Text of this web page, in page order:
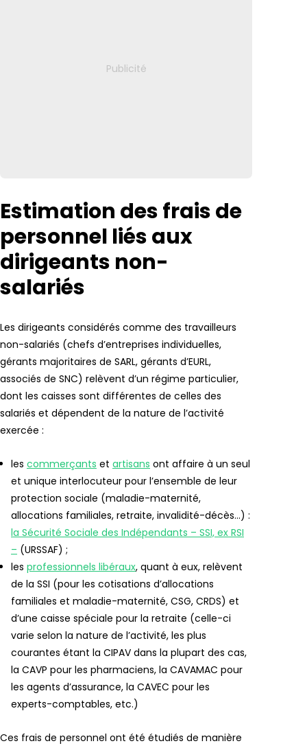
Estimation des frais de
personnel liés aux
dirigeants non-
salariés
Les dirigeants considérés comme des travailleurs
non-salariés (chefs d’entreprises individuelles,
gérants majoritaires de SARL, gérants d’EURL,
associés de SNC) relèvent d’un régime particulier,
dont les caisses sont différentes de celles des
salariés et dépendent de la nature de l’activité
exercée :
les commerçants et artisans ont affaire à un seul
et unique interlocuteur pour l’ensemble de leur
protection sociale (maladie-maternité,
allocations familiales, retraite, invalidité-décès…) :
la Sécurité Sociale des Indépendants – SSI, ex RSI
– (URSSAF) ;
les professionnels libéraux, quant à eux, relèvent
de la SSI (pour les cotisations d’allocations
familiales et maladie-maternité, CSG, CRDS) et
d’une caisse spéciale pour la retraite (celle-ci
varie selon la nature de l’activité, les plus
courantes étant la CIPAV dans la plupart des cas,
la CAVP pour les pharmaciens, la CAVAMAC pour
les agents d’assurance, la CAVEC pour les
experts-comptables, etc.)
Ces frais de personnel ont été étudiés de manière